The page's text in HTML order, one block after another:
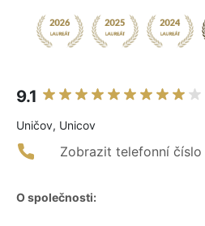
9.1
Uničov, Unicov
Zobrazit telefonní číslo
O společnosti: